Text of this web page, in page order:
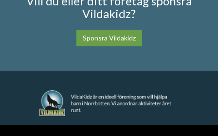
Vildakidz?
Sponsra Vildakidz